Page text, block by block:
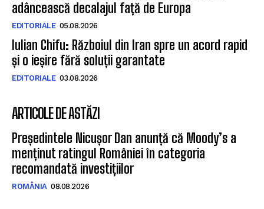
adâncească decalajul față de Europa
EDITORIALE 05.08.2026
Iulian Chifu: Războiul din Iran spre un acord rapid
și o ieșire fără soluții garantate
EDITORIALE 03.08.2026
ARTICOLE DE ASTĂZI
Președintele Nicușor Dan anunță că Moody’s a
menținut ratingul României în categoria
recomandată investițiilor
ROMÂNIA 08.08.2026